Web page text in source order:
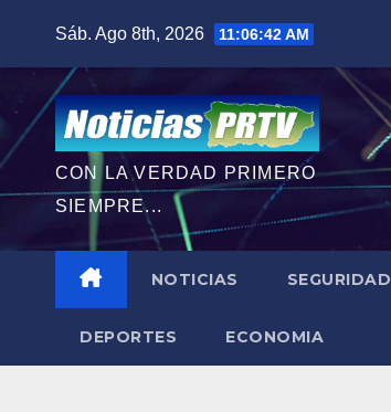
contenido
Sáb. Ago 8th, 2026 11:06:43 AM
CON LA VERDAD PRIMERO
SIEMPRE...
NOTICIAS SEGURIDAD
DEPORTES ECONOMIA